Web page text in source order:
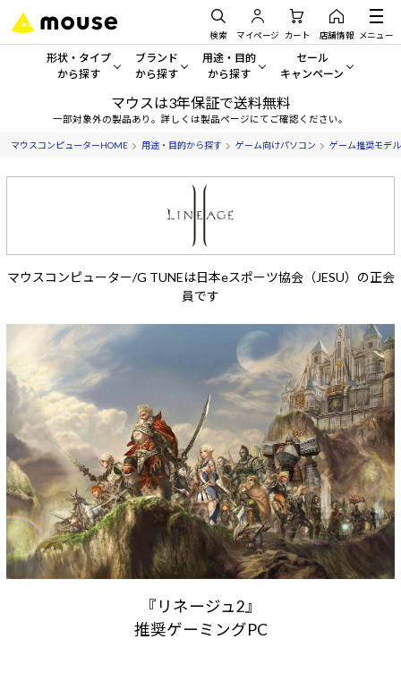
検索 マイページ カート 店舗情報 メニュー
形状・タイプ
から探す
形状・タイプから探す をすべてみる
デスクトップPC
サーバー
ワークステーション
ディスプレイ
Windows 11|Copilot+ PC
ブランド
から探す
mouse
G TUNE
NEXTGEAR
MousePro
iiyama
Copilot+ PC
用途・目的
から探す
一般向けパソコン
ゲーミングPC・ゲーム向けパソコン
クリエイティブ向け
学習向けパソコン
スペック/パーツ別
AIおすすめパソコン
Windows 11|Copilot+ PC
セール
キャンペーン
セール・キャンペー
期間限定セール
おすすめ目玉パソコン
Windows 11| Copilot+ PC
マウスは3年保証で送料無料
一部対象外の製品あり。詳しくは製品ページにてご確認ください。
マウスコンピューターHOME 用途・目的から探す ゲーム向けパソコン ゲーム推奨モデ
マウスコンピューター/G TUNEは日本eスポーツ協会（JESU）の正会
員です
『リネージュ2』
推奨ゲーミングPC